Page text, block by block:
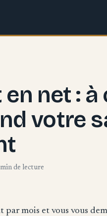
net :
votre
de lecture
par mois et vous vous